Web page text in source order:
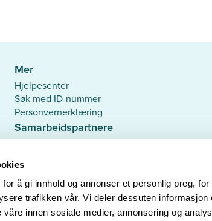
å gi innhold og annonser et personlig preg,
trafikken vår. Vi deler dessuten informasjon
innen sosiale medier, annonsering og
Mer
Hjelpesenter
Søk med ID-nummer
Personvernerklæring
Samarbeidspartnere
Den Norske Veterinærforening
Smådyrpraktiserende Veterinærers Forening
Norsk Kennel Klub
Med hjerte for hunder på rømmen
Agria Dyreforsikring